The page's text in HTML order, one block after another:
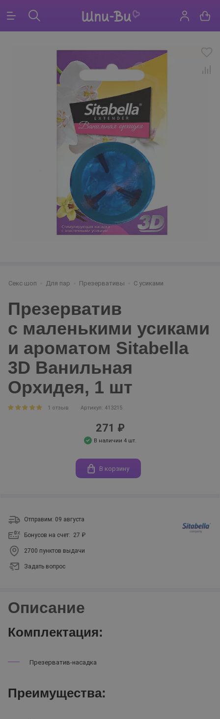
Секс шоп Для пар Презервативы С усиками
Презерватив
с маленькими усиками
и ароматом Sitabella
3D Ванильная
Орхидея, 1 шт
1 отзыв Артикул: 413215
271 ₽
В наличии 4 шт.
В корзину
Отправим: 09 августа
Бонусов на счет: 27 ₽
2700 пунктов выдачи
Задать вопрос
Описание
Комплектация:
Презерватив-насадка
Преимущества: